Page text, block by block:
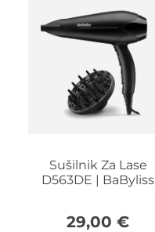
Sušilnik Za Lase
D563DE | BaByliss
29,00€